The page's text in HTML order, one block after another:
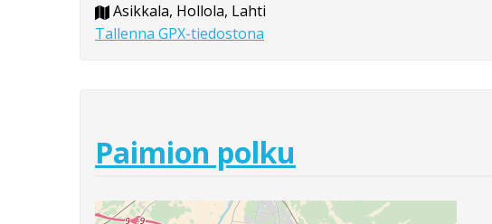
Asikkala, Hollola, Lahti
Tallenna GPX-tiedostona
Paimion polku